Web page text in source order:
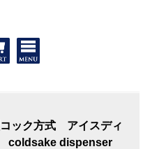
ック方式 アイスディ
dispenser